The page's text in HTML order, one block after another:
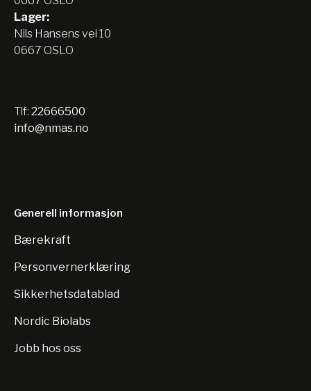
Lager:
Nils Hansens vei 10
0667 OSLO
Tlf: 22666500
info@nmas.no
Generell informasjon
Bærekraft
Personvernerklæring
Sikkerhetsdatablad
Nordic Biolabs
Jobb hos oss